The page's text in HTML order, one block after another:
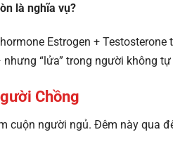
là nghĩa vụ?
Estrogen +
“lửa” trong người không
Chồng
cuộn người ngủ. Đêm này qua